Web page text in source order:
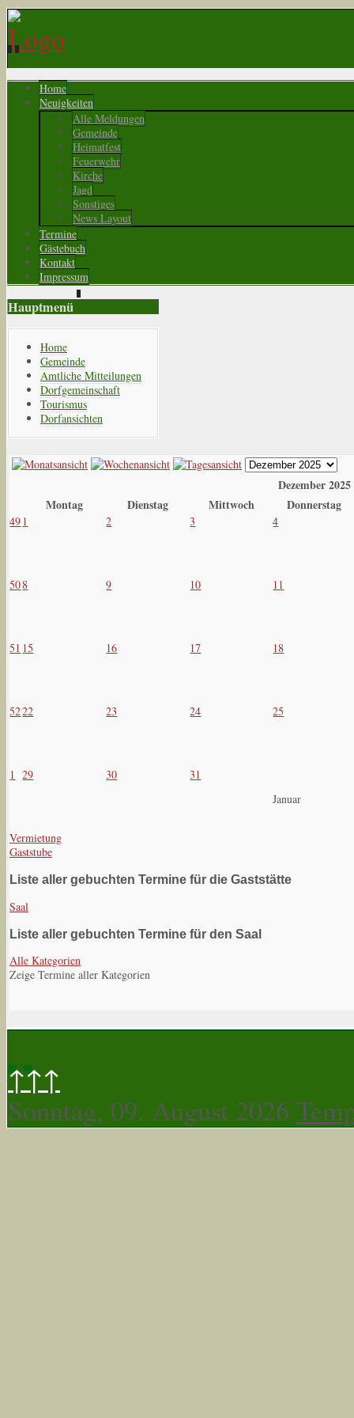
Home
Neuigkeiten
Alle Meldungen
Gemeinde
Heimatfest
Feuerwehr
Kirche
Jagd
Sonstiges
News Layout
Termine
Gästebuch
Kontakt
Impressum
Hauptmenü
Home
Gemeinde
Amtliche Mitteilungen
Dorfgemeinschaft
Tourismus
Dorfansichten
Dezember 2025
Montag
Dienstag Mittwoch Donnerstag
49 1 2 3 4
508 9 10 11
51 15 16 17 18
5222 23 24 25
1 29 30
31
Januar
Vermietung
Gaststube
Liste aller gebuchten Termine für die Gaststätte
Saal
Liste aller gebuchten Termine für den Saal
Alle Kategorien
Zeige Termine aller Kategorien
↑↑↑
Sonntag, 09. August 2026